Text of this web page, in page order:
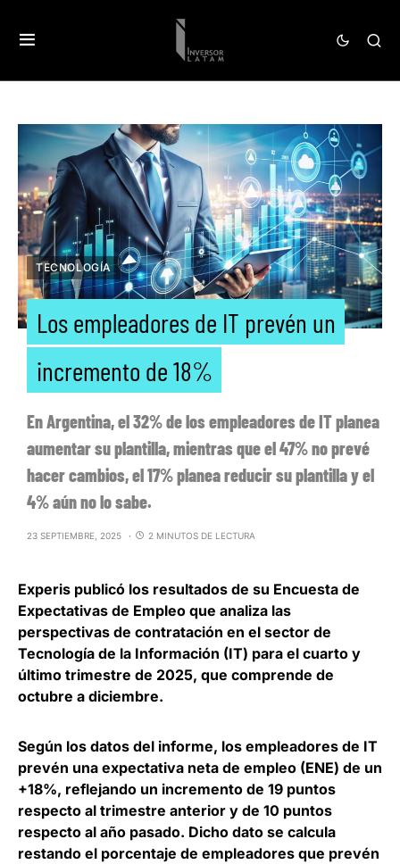
TECNOLOGÍA
Los empleadores de IT prevén un
incremento de 18%
En Argentina, el 32% de los empleadores de IT planea
aumentar su plantilla, mientras que el 47% no prevé
hacer cambios, el 17% planea reducir su plantilla y el
4% aún no lo sabe.
23 SEPTIEMBRE, 2025 2 MINUTOS DE LECTURA
Experis publicó los resultados de su Encuesta de
Expectativas de Empleo que analiza las
perspectivas de contratación en el sector de
Tecnología de la Información (IT) para el cuarto y
último trimestre de 2025, que comprende de
octubre a diciembre.
Según los datos del informe, los empleadores de IT
prevén una expectativa neta de empleo (ENE) de un
+18%, reflejando un incremento de 19 puntos
respecto al trimestre anterior y de 10 puntos
respecto al año pasado. Dicho dato se calcula
restando el porcentaje de empleadores que prevén